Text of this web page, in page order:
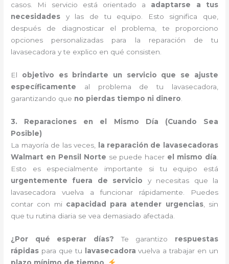
casos. Mi servicio está orientado a adaptarse a tus
necesidades y las de tu equipo. Esto significa que,
después de diagnosticar el problema, te proporciono
opciones personalizadas para la reparación de tu
lavasecadora y te explico en qué consisten.
El objetivo es brindarte un servicio que se ajuste
específicamente al problema de tu lavasecadora,
garantizando que no pierdas tiempo ni dinero
3. Reparaciones en el Mismo Día (Cuando Sea
Posible)
La mayoría de las veces,
la reparación de lavasecadoras
Walmart en Pensil Norte se puede hacer el mismo día
Esto es especialmente importante si tu equipo está
urgentemente fuera de servicio y necesitas que la
lavasecadora vuelva a funcionar rápidamente. Puedes
contar con mi capacidad para atender urgencias, sin
que tu rutina diaria se vea demasiado afectada.
¿Por qué esperar días? Te garantizo respuestas
rápidas para que tu lavasecadora vuelva a trabajar en un